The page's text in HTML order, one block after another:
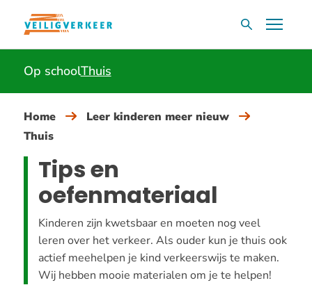
Overslaan
inhoud
gaan
ZoekvakMenu
Op schoolThuis
Home
Leer kinderen meer nieuw
Thuis
Tips en
oefenmateriaal
Kinderen zijn kwetsbaar en moeten nog veel
leren over het verkeer. Als ouder kun je thuis ook
actief meehelpen je kind verkeerswijs te maken.
Wij hebben mooie materialen om je te helpen!